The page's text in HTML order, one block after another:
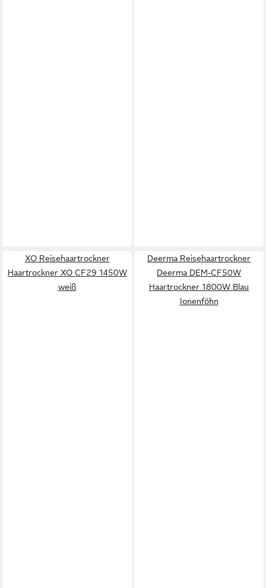
XO Reisehaartrockner
Haartrockner XO CF29 1450W
weiß
Deerma Reisehaartrockner
Deerma DEM-CF50W
Haartrockner 1800W Blau
Ionenföhn